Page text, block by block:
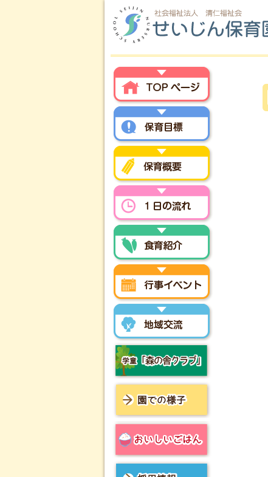
トップページ
保育方針
保育概要
一日の流れ
食育
行事イベント
学童「森の舎クラブ」
園での様子
おいしいごはん